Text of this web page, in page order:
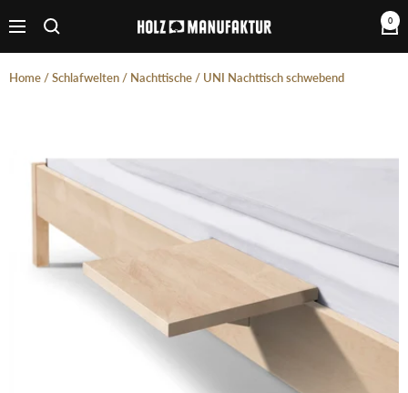
zumNavigation Holzmanufaktur 0
Home/Schlafwelten/ Nachttische/ UNI Nachttisch schwebend